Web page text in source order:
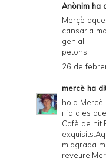
Anònim ha
Merçè
cansaria
genial.
petons
26 de
mercè ha
hola
i fa dies
Cafè de
m'agrada